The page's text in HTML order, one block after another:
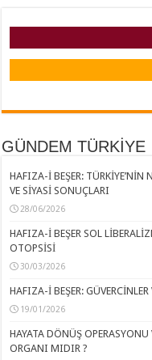
GÜNDEM TÜRKİYE
HAFIZA-İ BEŞER: TÜRKİYE’NİN
VE SİYASİ SONUÇLARI
28/06/2026
HAFIZA-İ BEŞER SOL
OTOPSİSİ
30/03/2026
HAFIZA-İ BEŞER:
19/01/2026
HAYATA DÖNÜŞ
ORGANI MIDIR ?